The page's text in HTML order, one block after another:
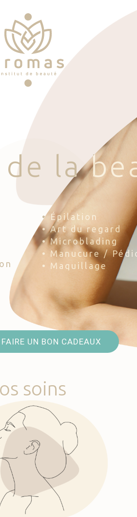
d e la be
• Épilation
• Art du regard
• Microblading
• Manucure /
• Maquillage
UN BON CADEAUX
soins